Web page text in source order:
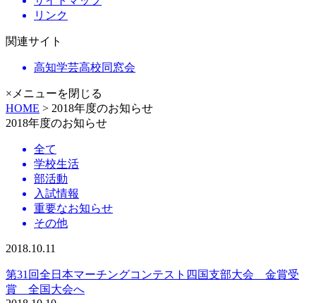
リンク
関連サイト
高知学芸高校同窓会
×メニューを閉じる
HOME > 2018年度のお知らせ
2018年度のお知らせ
全て
学校生活
部活動
入試情報
重要なお知らせ
その他
2018.10.11
第31回全日本マーチングコンテスト四国支部大会 金賞受
賞 全国大会へ